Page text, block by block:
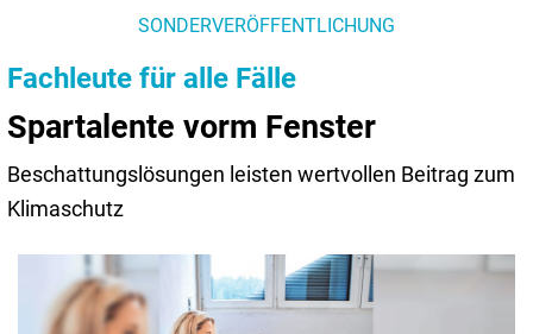
SONDERVERÖFFENTLICHUNG
Fachleute für alle Fälle
Spartalente vorm Fenster
Beschattungslösungen leisten wertvollen Beitrag zum
Klimaschutz